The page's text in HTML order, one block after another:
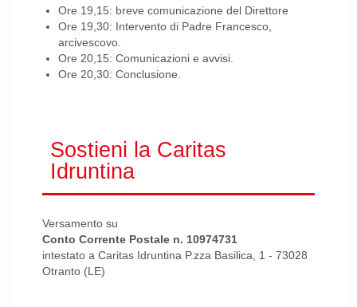
Ore 19,15: breve comunicazione del Direttore
Ore 19,30: Intervento di Padre Francesco,
arcivescovo.
Ore 20,15: Comunicazioni e avvisi.
Ore 20,30: Conclusione.
Sostieni la Caritas
Idruntina
Versamento su
Conto Corrente Postale n. 10974731
intestato a Caritas Idruntina P.zza Basilica, 1 - 73028
Otranto (LE)